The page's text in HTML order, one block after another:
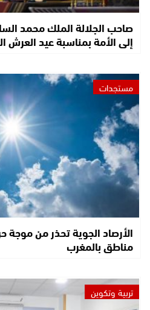
صاحب الجلالة الملك محمد
إلى الأمة بمناسبة عيد العرش
مستجدات
الأرصاد الجوية تحذر من
مناطق بالمغرب
تربية وتكوين